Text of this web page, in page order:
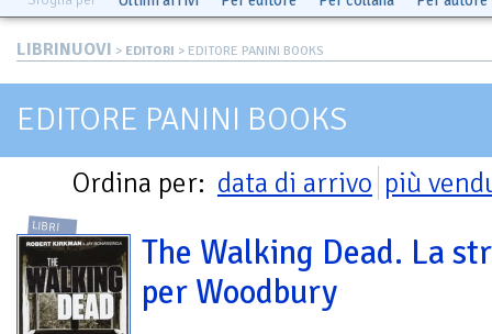
LIBRINUOVI > EDITORI > EDITORE PANINI BOOKS
EDITORE PANINI BOOKS
Ordina per: data di arrivo più
LIBRI
The Walking Dead. La
per Woodbury